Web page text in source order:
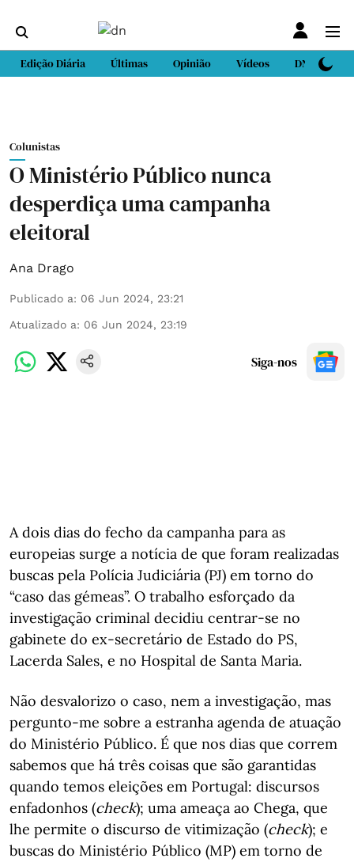
Edição Diária Últimas Opinião Vídeos DN Sport
Colunistas
O Ministério Público nunca
desperdiça uma campanha
eleitoral
Ana Drago
Publicado a: 06 Jun 2024, 23:21
Atualizado a: 06 Jun 2024, 23:19
Siga-nos
A dois dias do fecho da campanha para as
europeias surge a notícia de que foram realizadas
buscas pela Polícia Judiciária (PJ) em torno do
“caso das gémeas”. O trabalho esforçado da
investigação criminal decidiu centrar-se no
gabinete do ex-secretário de Estado do PS,
Lacerda Sales, e no Hospital de Santa Maria.
Não desvalorizo o caso, nem a investigação, mas
pergunto-me sobre a estranha agenda de atuação
do Ministério Público. É que nos dias que correm
sabemos que há três coisas que são garantidas
quando temos eleições em Portugal: discursos
enfadonhos (check); uma ameaça ao Chega, que
lhe permite o discurso de vitimização (check); e
buscas do Ministério Público (MP) em torno de